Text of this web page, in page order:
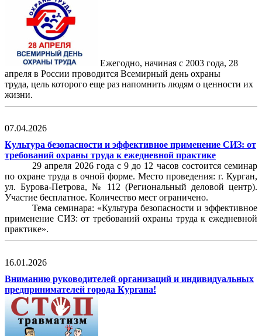
Ежегодно, начиная с 2003 года, 28
апреля в России проводится Всемирный день охраны
труда, цель которого еще раз напомнить людям о ценности их
жизни.
07.04.2026
Культура безопасности и эффективное применение СИЗ: от
требований охраны труда к ежедневной практике
29 апреля 2026 года с 9 до 12 часов состоится семинар
по охране труда в очной форме. Место проведения: г. Курган,
ул. Бурова-Петрова, № 112 (Региональный деловой центр).
Участие бесплатное. Количество мест ограничено.
Тема семинара: «Культура безопасности и эффективное
применение СИЗ: от требований охраны труда к ежедневной
практике».
16.01.2026
Вниманию руководителей организаций и индивидуальных
предпринимателей города Кургана!